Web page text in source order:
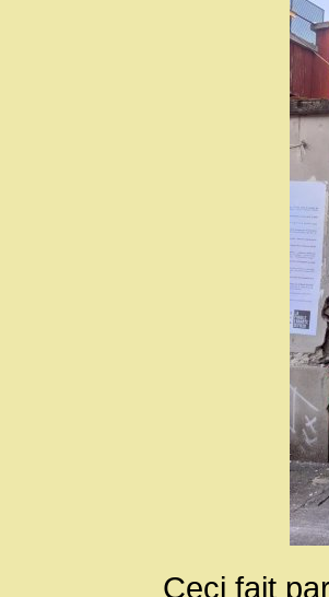
Ceci fait